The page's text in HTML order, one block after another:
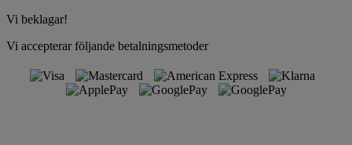
Vi beklagar!
Vi accepterar följande betalningsmetoder